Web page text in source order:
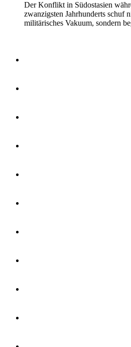
Der Konflikt in Südostasien
zwanzigsten Jahrhunderts schuf
militärisches Vakuum, sondern